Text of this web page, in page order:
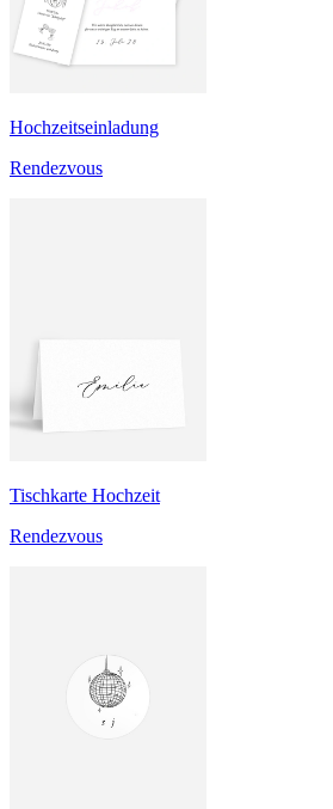
Hochzeitseinladung
Rendezvous
Tischkarte Hochzeit
Rendezvous